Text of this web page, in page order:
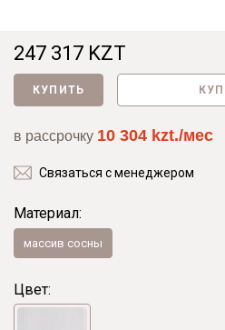
247 317 KZT
КУПИТЬ
в рассрочку 10 304 kzt./мес
Связаться с менеджером
Материал:
массив сосны
Цвет: